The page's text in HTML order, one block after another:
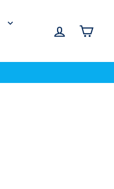
LOGG INN